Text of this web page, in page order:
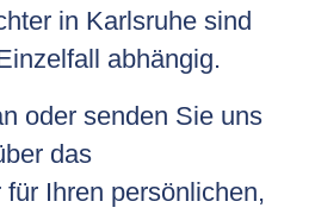
in Karlsruhe sind
abhängig.
oder senden Sie uns
das
Ihren persönlichen,